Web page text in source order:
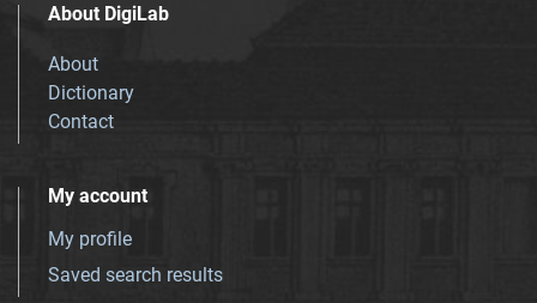
About DigiLab
About
Dictionary
Contact
My account
My profile
Saved search results